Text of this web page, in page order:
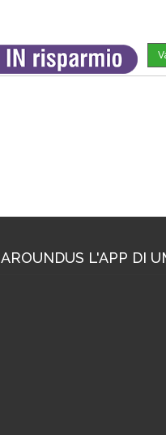
AROUNDUS L'APP DI